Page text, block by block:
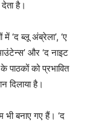
है।
‘द ब्लू अंब्रेला’, ‘ए
और ‘द नाइट
को प्रभावित
दिलाया है।
बनाए गए हैं। ‘द